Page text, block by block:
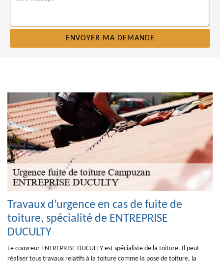
Travaux d’urgence en cas de fuite de
toiture, spécialité de ENTREPRISE
DUCULTY
Le couvreur ENTREPRISE DUCULTY est spécialiste de la toiture. Il peut
réaliser tous travaux relatifs à la toiture comme la pose de toiture, la